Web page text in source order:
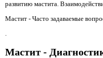
развитию мастита.
Мастит - Часто задаваемые
.
Мастит -